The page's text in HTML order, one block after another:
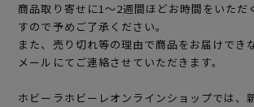
商品取り寄せに1～2週間ほどお時間をいただ
すので予めご了承ください。
また、売り切れ等の理由で商品をお届けでき
メールにてご連絡させていただきます。
ホビーラホビーレオンラインショップでは、